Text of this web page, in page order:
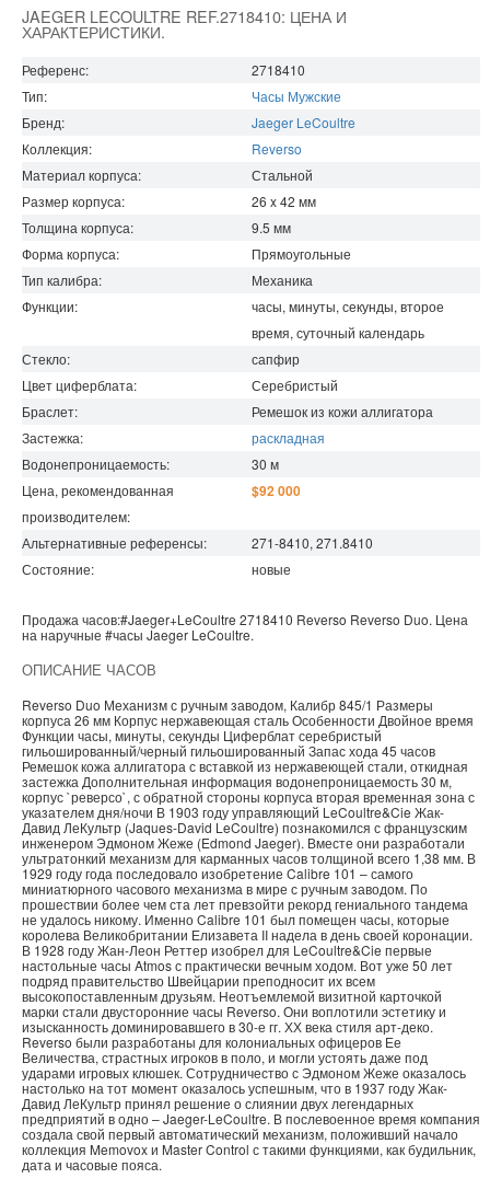
JAEGER LECOULTRE REF.2718410: ЦЕНА И
ХАРАКТЕРИСТИКИ.
Референс:
2718410
Тип:
Часы Мужские
Бренд:
Jaeger LeCoultre
Коллекция:
Reverso
Материал корпуса:
Стальной
Размер корпуса:
26 x 42 мм
Толщина корпуса:
9.5 мм
Форма корпуса:
Прямоугольные
Тип калибра:
Механика
Функции:
часы, минуты, секунды, второе
время, суточный календарь
Стекло:
сапфир
Цвет циферблата:
Серебристый
Браслет:
Ремешок из кожи аллигатора
Застежка:
раскладная
Водонепроницаемость: 30 м
Цена, рекомендованная
производителем:
$92 000
Альтернативные референсы:
271-8410, 271.8410
Состояние:
новые
Продажа часов:#Jaeger+LeCoultre 2718410 Reverso Reverso Duo. Цена
на наручные #часы Jaeger LeCoultre.
ОПИСАНИЕ ЧАСОВ
Reverso Duo Механизм с ручным заводом, Калибр 845/1 Размеры
корпуса 26 мм Корпус нержавеющая сталь Особенности Двойное время
Функции часы, минуты, секунды Циферблат серебристый
гильошированный/черный гильошированный Запас хода 45 часов
Ремешок кожа аллигатора с вставкой из нержавеющей стали, откидная
застежка Дополнительная информация водонепроницаемость 30 м,
корпус `реверсо`, с обратной стороны корпуса вторая временная зона с
указателем дня/ночи В 1903 году управляющий LeCoultre&Cie Жак-
Давид ЛеКультр (Jaques-David LeCoultre) познакомился с французским
инженером Эдмоном Жеже (Edmond Jaeger). Вместе они разработали
ультратонкий механизм для карманных часов толщиной всего 1,38 мм. В
1929 году года последовало изобретение Calibre 101 – самого
миниатюрного часового механизма в мире с ручным заводом. По
прошествии более чем ста лет превзойти рекорд гениального тандема
не удалось никому. Именно Calibre 101 был помещен часы, которые
королева Великобритании Елизавета II надела в день своей коронации.
В 1928 году Жан-Леон Реттер изобрел для LeCoultre&Cie первые
настольные часы Atmos с практически вечным ходом. Вот уже 50 лет
подряд правительство Швейцарии преподносит их всем
высокопоставленным друзьям. Неотъемлемой визитной карточкой
марки стали двусторонние часы Reverso. Они воплотили эстетику и
изысканность доминировавшего в 30-е гг. ХХ века стиля арт-деко.
Reverso были разработаны для колониальных офицеров Ее
Величества, страстных игроков в поло, и могли устоять даже под
ударами игровых клюшек. Сотрудничество с Эдмоном Жеже оказалось
настолько на тот момент оказалось успешным, что в 1937 году Жак-
Давид ЛеКультр принял решение о слиянии двух легендарных
предприятий в одно – Jaeger-LeCoultre. В послевоенное время компания
создала свой первый автоматический механизм, положивший начало
коллекция Memovox и Master Control с такими функциями, как будильник,
дата и часовые пояса.